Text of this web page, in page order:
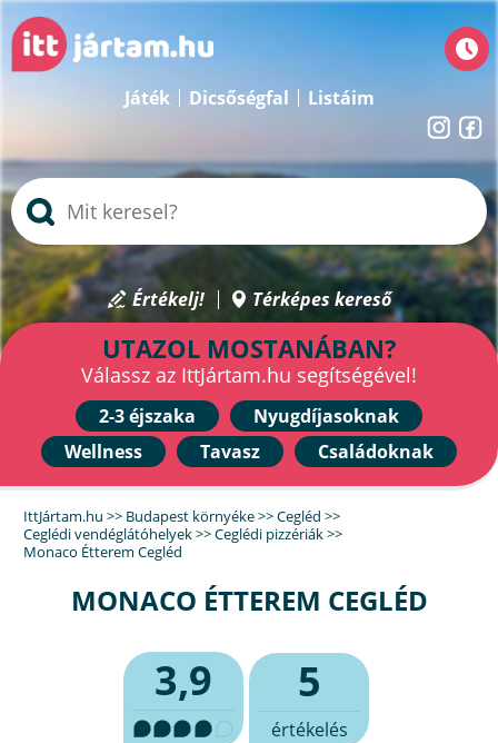
Játék Dicsőségfal Listáim
Értékelj! Térképes kereső
UTAZOL MOSTANÁBAN?
Válassz az IttJártam.hu segítségével!
2-3 éjszaka
Nyugdíjasoknak
Wellness
Tavasz Családoknak
IttJártam.hu >> Budapest környéke>>Cegléd >>
Ceglédi vendéglátóhelyek>>Ceglédi pizzériák>>
Monaco Étterem Cegléd
MONACO ÉTTEREM CEGLÉD
3,9 5
értékelés